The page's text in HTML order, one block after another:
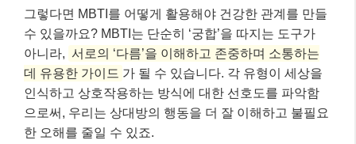
있습니다. 이러한 차이를 이해한다면, 상대방의 필요를
존중하고 각자에게 맞는 방식으로 서로를 배려할 수 있
게 됩니다.
📌 알아두세요!
MBTI는 사람의
선천적인 ‘선호 경향’을 나타낼 뿐,